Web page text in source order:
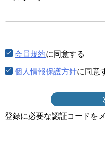
須)
会員規約に同意する
個人情報保護方針に同意
登録に必要な認証コードを